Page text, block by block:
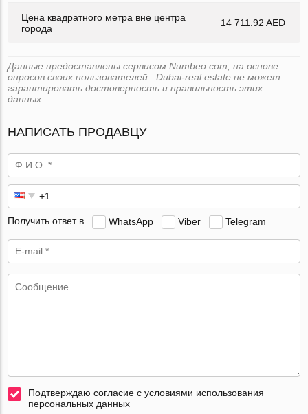
Цена квадратного метра вне центра
города
14 711.92 AED
Данные предоставлены сервисом Numbeo.com, на основе
опросов своих пользователей . Dubai-real.estate не может
гарантировать достоверность и правильность этих
данных.
НАПИСАТЬ ПРОДАВЦУ
Получить ответ в WhatsApp Viber Telegram
Подтверждаю согласие с условиями использования
персональных данных